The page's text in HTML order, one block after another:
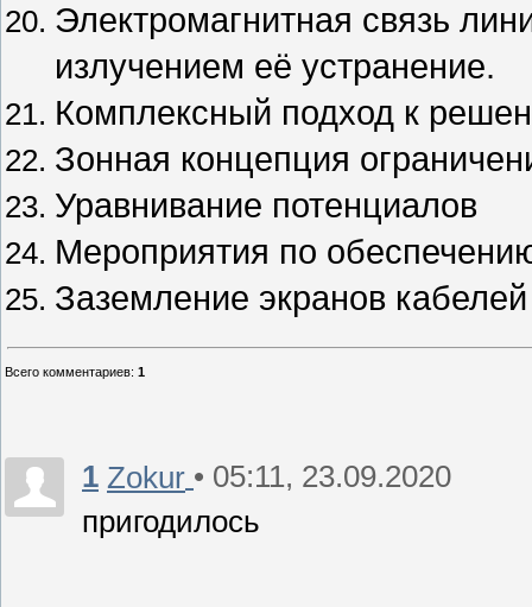
Электромагнитная связь
излучением её устранение.
Комплексный подход к
Зонная концепция
Уравнивание потенциалов
Мероприятия по
Заземление экранов кабелей
Всего комментариев: 1
1 Zokur • 05:11, 23.09.2020
пригодилось